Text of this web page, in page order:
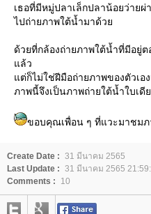
เธอที่มีหมู่ปลาเล็กปลาน้อยว่ายผ่
ไปถ่ายภาพใต้น้ำมาด้ว
ด้วยที่กล้องถ่ายภาพใต้น้ำที่มีอยู่
ล้ว
ต่ก็ไม่ใช่ฝีมือถ่ายภาพของตัวเอง
ภาพนี้จึงเป็นภาพถ่ายใต้น้ำใบเดี
ขอบคุณเพื่อน ๆ ที่แวะมาชมภ
Create Date : 31 มีนาคม 2565
Last Update : 31 มีนาคม 2565
Comments :
10